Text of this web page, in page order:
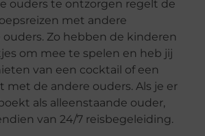
ouders te ontzorgen regelt de
met andere
ouders. Zo hebben de kinderen
om mee te spelen en heb jij
van een cocktail of een
met de andere ouders. Als je er
als alleenstaande ouder,
van 24/7 reisbegeleiding.